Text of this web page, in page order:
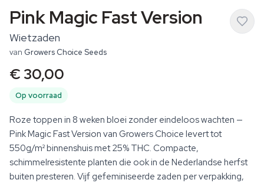
Pink Magic Fast Version
Wietzaden
van Growers Choice Seeds
€ 30,00
Op voorraad
Roze toppen in 8 weken bloei zonder eindeloos wachten —
Pink Magic Fast Version van Growers Choice levert tot
550g/m² binnenshuis met 25% THC. Compacte,
schimmelresistente planten die ook in de Nederlandse herfst
buiten presteren. Vijf gefeminiseerde zaden per verpakking,